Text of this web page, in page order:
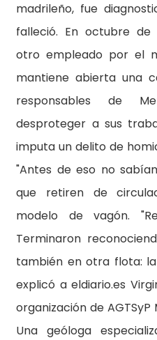
madrileño, fue
falleció. En octubre
otro empleado por el
mantiene abierta una
responsables de
desproteger a sus
imputa un delito de
"Antes de eso no
que retiren de
modelo de vagón.
Terminaron
también en otra flota:
explicó a eldiario.es
organización de
Una geóloga